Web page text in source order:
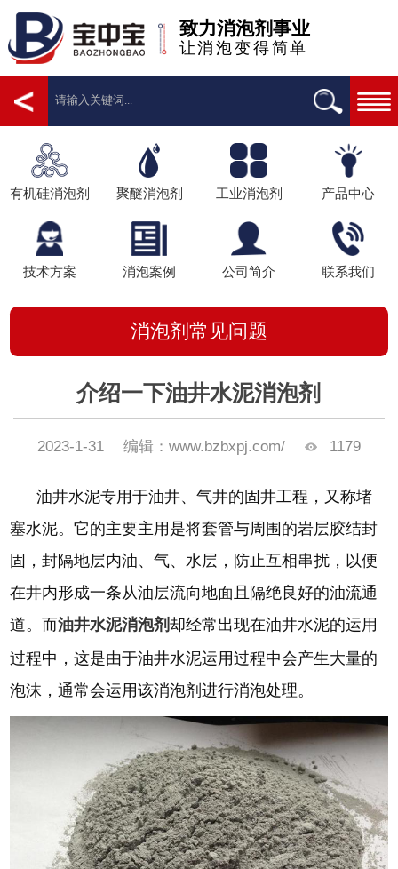
致力消泡剂事业
让消泡变得简单
有机硅消泡剂 聚醚消泡剂 工业消泡剂 产品中心
技术方案 消泡案例 公司简介 联系我们
消泡剂常见问题
介绍一下油井水泥消泡剂
2023-1-31 编辑：www.bzbxpj.com/ 1179
油井水泥专用于油井、气井的固井工程，又称堵
塞水泥。它的主要主用是将套管与周围的岩层胶结封
固，封隔地层内油、气、水层，防止互相串扰，以便
在井内形成一条从油层流向地面且隔绝良好的油流通
道。而油井水泥消泡剂却经常出现在油井水泥的运用
过程中，这是由于油井水泥运用过程中会产生大量的
泡沫，通常会运用该消泡剂进行消泡处理。